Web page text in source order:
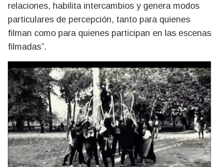
relaciones, habilita intercambios y genera modos
particulares de percepción, tanto para quienes
filman como para quienes participan en las escenas
filmadas”.